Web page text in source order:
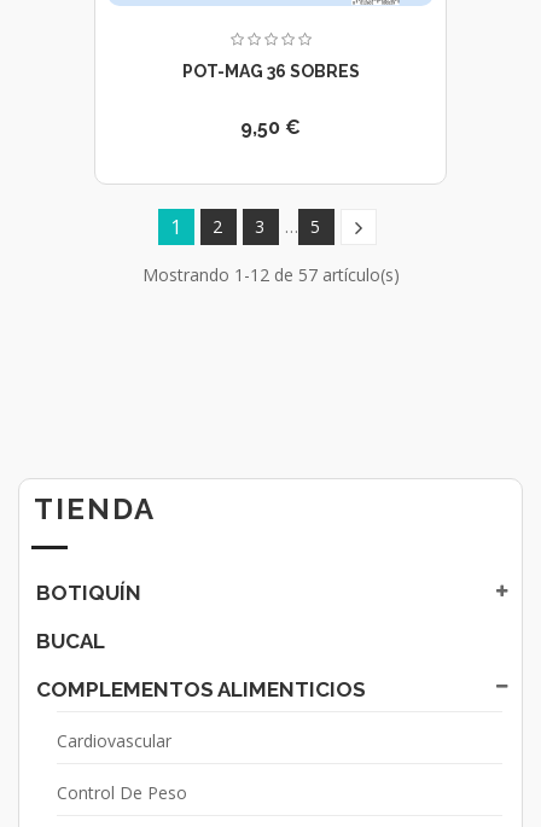
TIENDA
BOTIQUÍN
BUCAL
COMPLEMENTOS ALIMENTICIOS
Cardiovascular
Control De Peso
POT-MAG 36 SOBRES
9,50 €
1 2 3 … 5
Mostrando 1-12 de 57 artículo(s)